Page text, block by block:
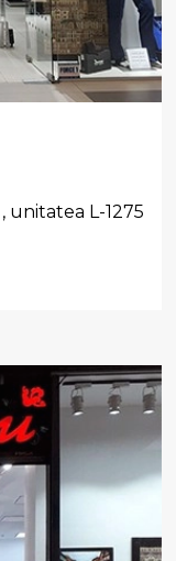
unitatea L-1275